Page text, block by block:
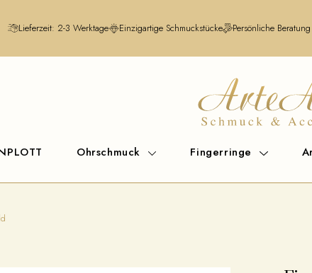
Lieferzeit: 2-3 Werktage Einzigartige Schmuckstücke Persönliche Beratung
Ohrschmuck Fingerringe